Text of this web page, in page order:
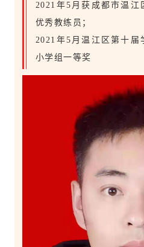
2021年5月获成都市温
优秀教练员；
2021年5月温江区第十
小学组一等奖